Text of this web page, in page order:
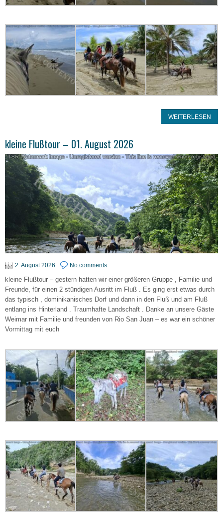
WEITERLESEN
kleine Flußtour – 01. August 2026
2. August 2026 No comments
kleine Flußtour – gestern hatten wir einer größeren Gruppe , Familie und
Freunde, für einen 2 stündigen Ausritt im Fluß . Es ging erst etwas durch
das typisch , dominikanisches Dorf und dann in den Fluß und am Fluß
entlang ins Hinterland . Traumhafte Landschaft . Danke an unsere Gäste
Weimar mit Familie und freunden von Rio San Juan – es war ein schöner
Vormittag mit euch